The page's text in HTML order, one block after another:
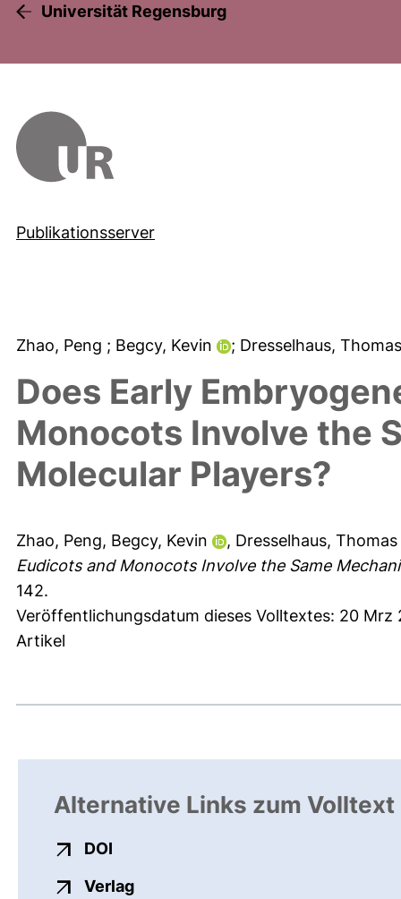
Universität Regensburg
Publikationsserver
Zhao, Peng ; Begcy, Kevin ; Dresselhaus,
Does Early
Monocots Involve the
Molecular Players?
Zhao, Peng, Begcy, Kevin , Dresselhaus, Thomas
Eudicots and Monocots Involve the Same
142.
Veröffentlichungsdatum dieses Volltextes: 20 Mrz
Artikel
Alternative Links zum Volltext
DOI
Verlagexterner Link, öffnet neues